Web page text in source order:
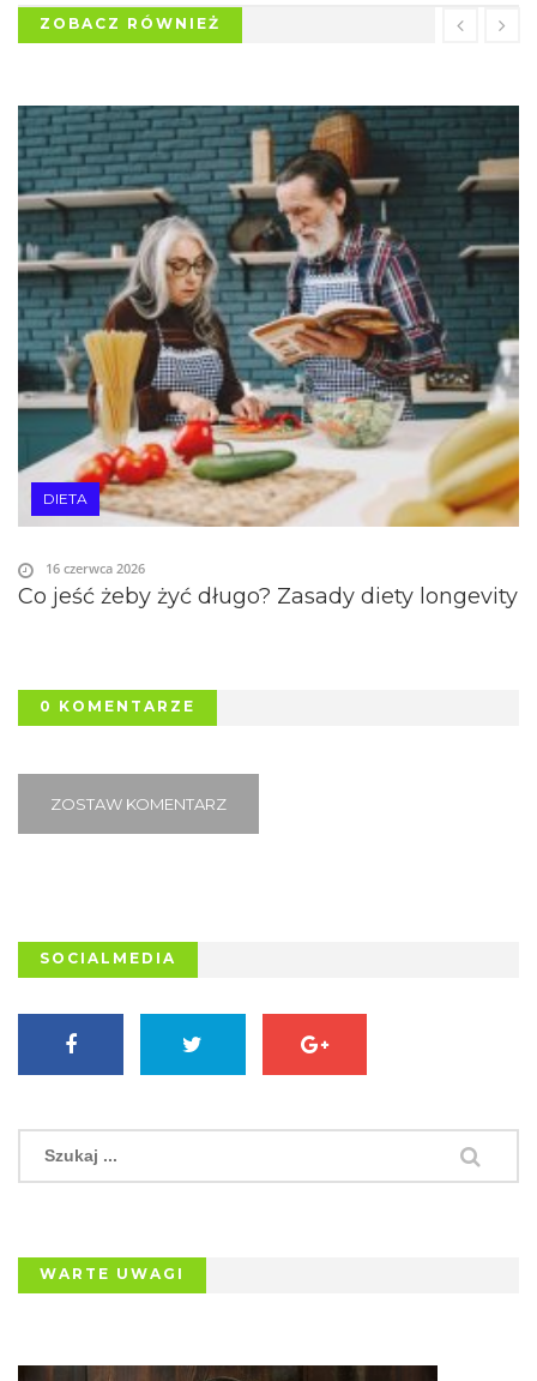
ZOBACZ RÓWNIEŻ
DIETA
Co jeść żeby żyć długo? Zasady diety longevity
16 czerwca 2026
0 KOMENTARZE
ZOSTAW KOMENTARZ
SOCIALMEDIA
WARTE UWAGI